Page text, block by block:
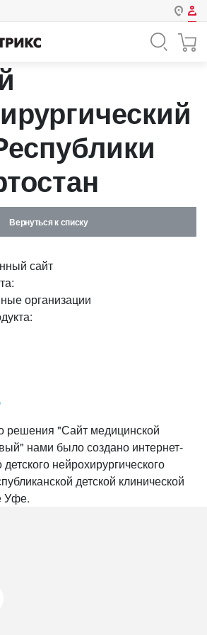
Авторизация
Нет аккаунта?
Логин
Пароль
компьютере
Забыли свой пароль?
или войдите с помощью
Вернуться к списку
сайт
организации
решения "Сайт медицинской
нами было создано интернет-
нейрохирургического
детской клинической
Уфе.